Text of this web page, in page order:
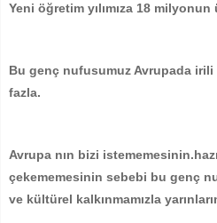
Yeni öğretim yılımıza 18
Bu genç nufusumuz Avrupada
fazla.
Avrupa nın bizi
çekememesinin sebebi bu genç
ve kültürel kalkınmamızla